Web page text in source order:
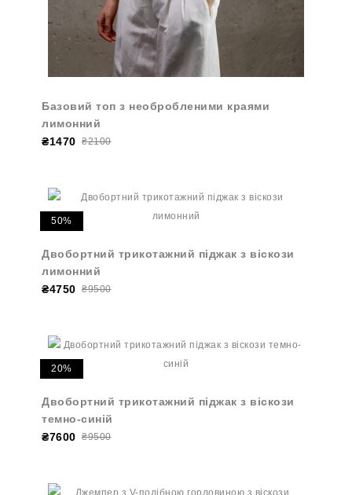
Базовий топ з необробленими краями
лимонний
₴1470 ₴2100
50%
Двобортний трикотажний піджак з віскози
лимонний
₴4750 ₴9500
20%
Двобортний трикотажний піджак з віскози
темно-синій
₴7600 ₴9500